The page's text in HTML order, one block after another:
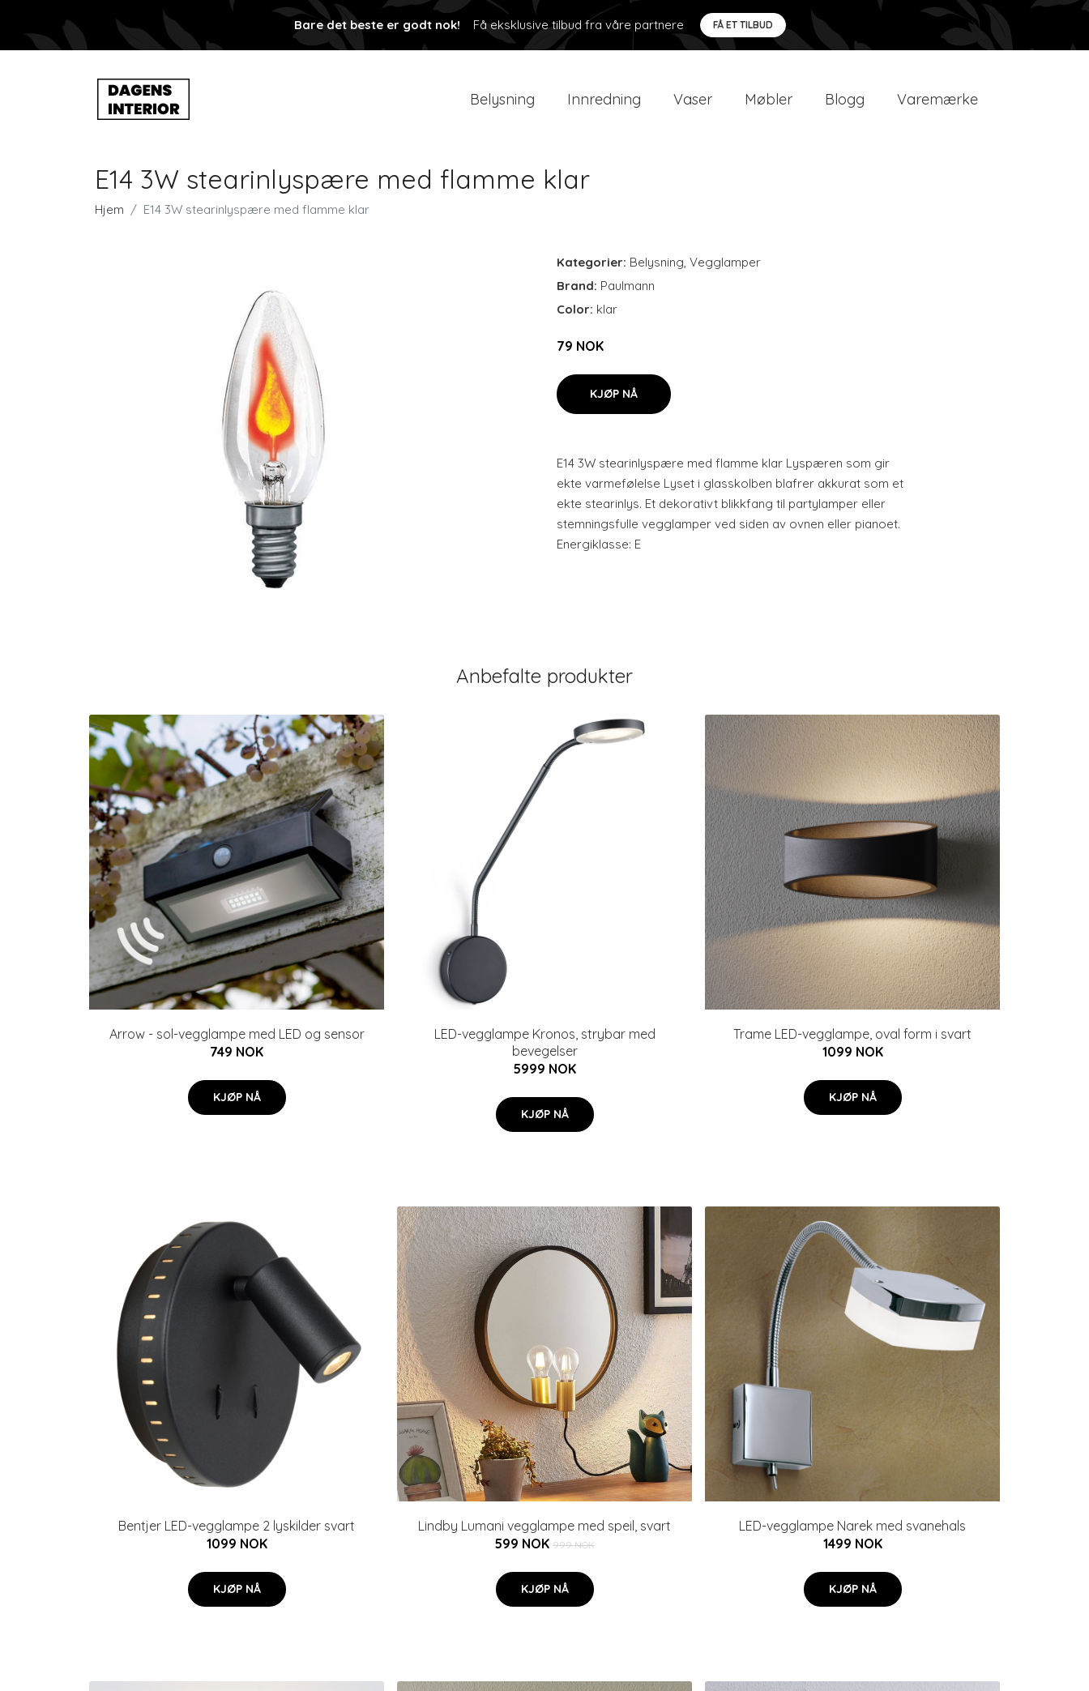
Bare det beste er godt nok! Få eksklusive tilbud fra våre partnere FÅ ET TILBUD
Belysning Innredning Vaser Møbler Blogg Varemærke
E14 3W stearinlyspære med flamme klar
Hjem E14 3W stearinlyspære med flamme klar
Kategorier: Belysning, Vegglamper
Brand: Paulmann
Color: klar
79 NOK
KJØP NÅ
E14 3W stearinlyspære med flamme klar Lyspæren som gir
ekte varmefølelse Lyset i glasskolben blafrer akkurat som et
ekte stearinlys. Et dekorativt blikkfang til partylamper eller
stemningsfulle vegglamper ved siden av ovnen eller pianoet.
Energiklasse: E
Anbefalte produkter
Arrow - sol-vegglampe med LED og sensor
749 NOK
KJØP NÅ
LED-vegglampe Kronos, strybar med
bevegelser
5999 NOK
KJØP NÅ
Trame LED-vegglampe, oval form i svart
1099 NOK
KJØP NÅ
Bentjer LED-vegglampe 2 lyskilder svart
1099 NOK
KJØP NÅ
Lindby Lumani vegglampe med speil, svart
599 NOK 999 NOK
KJØP NÅ
LED-vegglampe Narek med svanehals
1499 NOK
KJØP NÅ